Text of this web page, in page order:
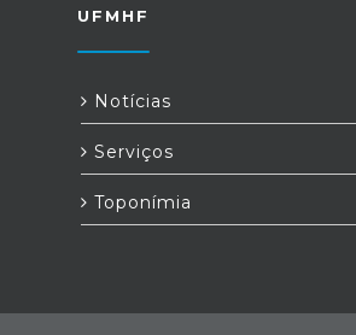
UFMHF
Notícias
Serviços
Toponímia